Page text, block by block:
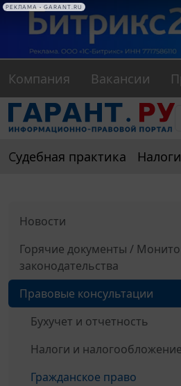
Компания Вакансии
Судебная практика
Новости
Горячие документы /
законодательства
Правовые консультации
Бухучет и отчетность
Налоги и налогообложение
Гражданское право
РЕКЛАМА • GARANT.RU